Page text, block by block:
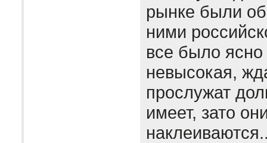
рынке были
ними
все было
невысокая,
прослужат
имеет, зато